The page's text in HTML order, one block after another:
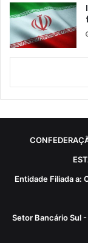
Entidade Filiada a:
Setor Bancário Sul -